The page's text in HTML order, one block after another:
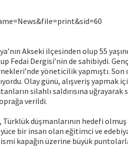
Akseki ilçesinden olup 55
Fedai Dergisi’nin de sahibiydi.
yöneticilik yapmıştı. Son
Olay günü, alışveriş yapmak
silahlı saldırısına uğrayarak
verildi.
düşmanlarının hedefi olmuş
bir insan olan eğitimci ve
kapağın üzerine büyük